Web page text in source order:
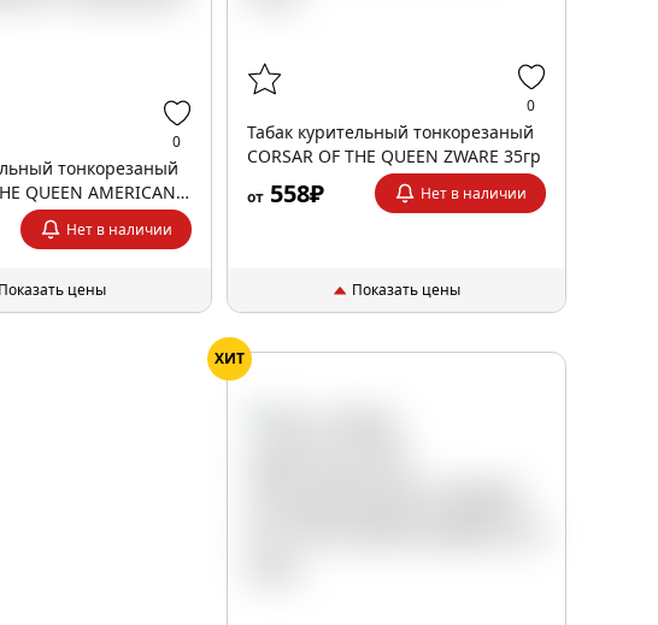
0
тонкорезаный
QUEEN AMERICAN
CAROLINA 35гр
Нет в наличии
Показать цены
0
Табак курительный тонкорезаный
CORSAR OF THE QUEEN ZWARE 35гр
от558₽ Нет в наличии
Показать цены
ХИТ